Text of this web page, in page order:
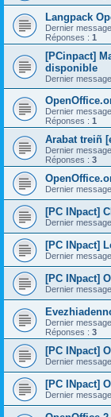
Langpack
Dernier
Réponses : 1
[PCinpact]
disponible
Dernier
Dernier
Réponses : 1
Arabat treiñ
Dernier
Réponses : 3
Dernier
[PC INpact]
Dernier
[PC INpact]
Dernier
[PC INpact]
Dernier
Dernier
Réponses : 3
[PC INpact]
Dernier
[PC INpact]
Dernier